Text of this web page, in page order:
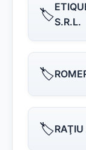
🏷️S.R.L.
🏷️
🏷️